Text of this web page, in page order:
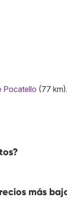
Pocatello (77 km).
más